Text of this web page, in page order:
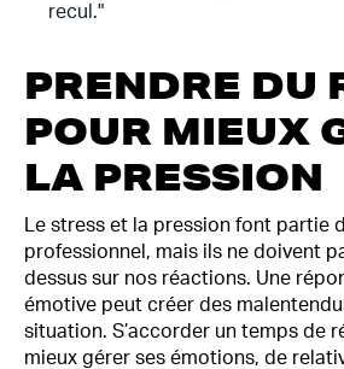
recul."
PRENDRE DU
POUR MIEUX
LA PRESSION
Le stress et la pression font partie
professionnel, mais ils ne doivent
dessus sur nos réactions. Une
émotive peut créer des
situation. S’accorder un temps de
mieux gérer ses émotions, de